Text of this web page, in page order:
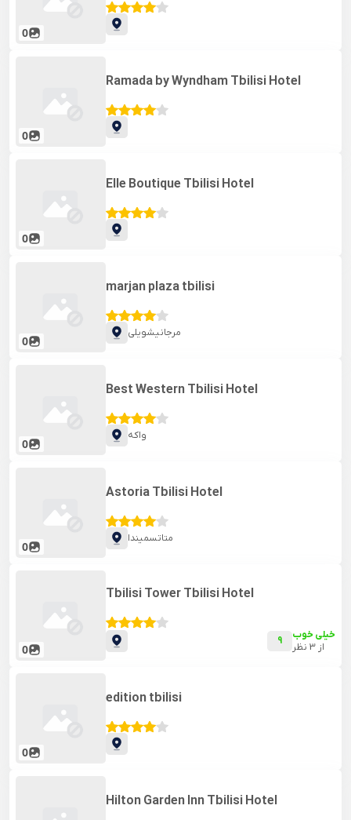
0
0
Ramada by Wyndham Tbilisi Hotel
0
Elle Boutique Tbilisi Hotel
0
marjan plaza tbilisi
مرجانیشویلی
0
Best Western Tbilisi Hotel
واکه
0
Astoria Tbilisi Hotel
متاتسمیندا
0
Tbilisi Tower Tbilisi Hotel
9
خیلی خوب
از 3 نظر
0
edition tbilisi
Hilton Garden Inn Tbilisi Hotel